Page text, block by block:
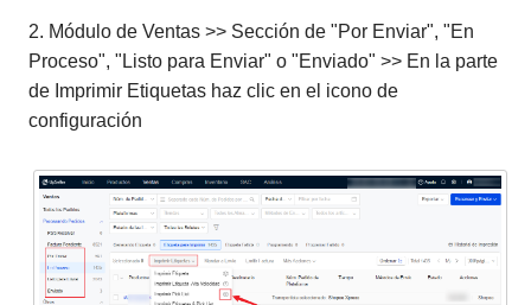
2. Módulo de Ventas >> Sección de "Por Enviar", "En
Proceso", "Listo para Enviar" o "Enviado" >> En la parte
de Imprimir Etiquetas haz clic en el icono de
configuración